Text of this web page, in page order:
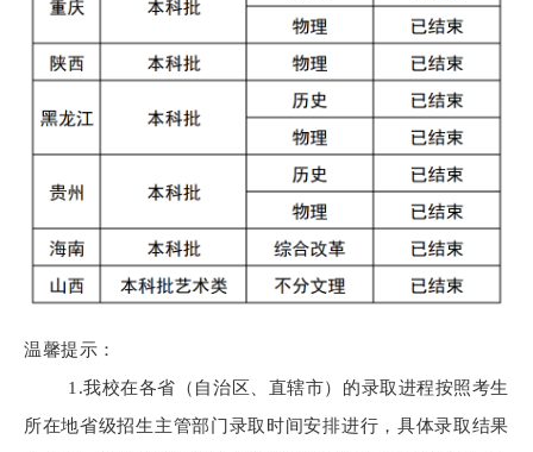
温馨提示：
1.我校在各省（自治区、直辖市）的录取进程按照考生
所在地省级招生主管部门录取时间安排进行，具体录取结果